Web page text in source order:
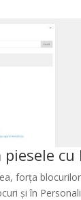
cu
forța
și în